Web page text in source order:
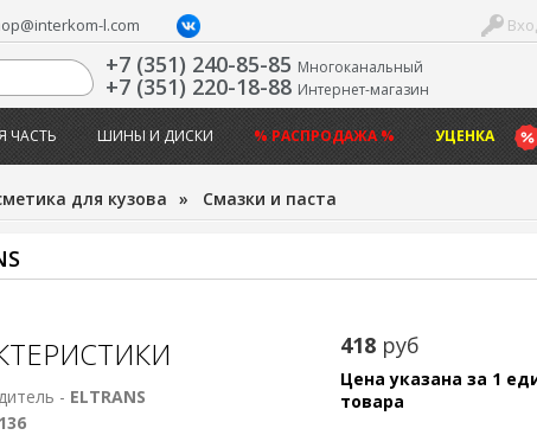
l.com
+7 (351) 240-85-85 Многоканальный
+7 (351) 220-18-88 Интернет-магазин
ЧАСТЬ ШИНЫ И ДИСКИ % РАСПРОДАЖА % УЦЕНКА
для кузова » Смазки и паста
418 руб
Цена указана за 1
товара
- ELTRANS